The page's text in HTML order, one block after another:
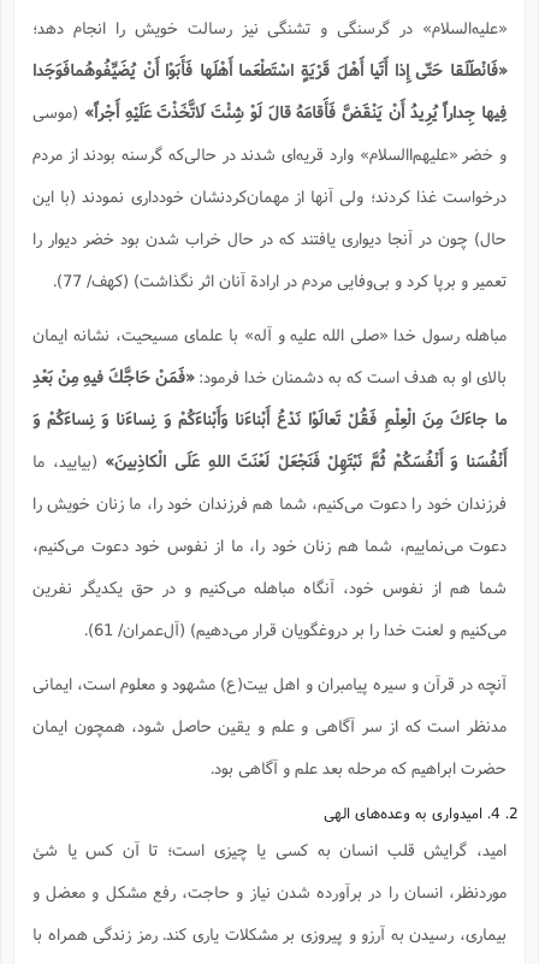
«علیه‌السلام» در گرسنگی و تشنگی نیز رسالت خویش را انجام دهد؛
«فَانْطَلَقا حَتّى إِذا أَتَيا أَهْلَ قَرْيَةٍ اسْتَطْعَما أَهْلَها فَأَبَوْا أَنْ يُضَيِّفُوهُمافَوَجَدا
فِيها جِداراً يُرِيدُ أَنْ يَنْقَضَّ فَأَقامَهُ قالَ لَوْ شِئْتَ لَاتَّخَذْتَ عَلَيْهِ أَجْراً»(موسی
و خضر «علیهم‌االسلام» وارد قریه‌ای شدند در حالی‌كه گرسنه بودند از مردم
درخواست غذا كردند؛ ولی آنها از مهمان‌كردنشان خودداری نمودند (با این‌
حال) چون در آنجا دیواری یافتند كه در حال خراب شدن بود خضر دیوار را
تعمیر و برپا كرد و بی‌وفایی مردم در ارادة آنان اثر نگذاشت) (کهف/ 77).
مباهله رسول خدا «صلی الله علیه و آله» با علمای مسیحیت، نشانه ایمان
بالای او به هدف است كه به دشمنان خدا فرمود: «فَمَنْ حَاجَّكَ فيهِ مِنْ بَعْدِ
ما جاءَكَ مِنَ الْعِلْمِ فَقُلْ تَعالَوْا نَدْعُ أَبْناءَنا وَأَبْناءَكُمْ وَ نِساءَنا وَ نِساءَكُمْ وَ
أَنْفُسَنا وَ أَنْفُسَكُمْ ثُمَّ نَبْتَهِلْ فَنَجْعَلْ لَعْنَتَ اللهِ عَلَى الْكاذِبينَ»(بیایید، ما
فرزندان خود را دعوت می‌كنیم، شما هم فرزندان خود را، ما زنان خویش را
دعوت می‌نماییم، شما هم زنان خود را، ما از نفوس خود دعوت می‌كنیم،
شما هم از نفوس خود، آنگاه مباهله می‌كنیم و در حق یكدیگر نفرین
می‌كنیم و لعنت خدا را بر دروغگویان قرار می‌دهیم) (آل‌عمران/ 61).
آنچه در قرآن و سیره پیامبران و اهل بیت(ع) مشهود و معلوم است، ایمانی
مدنظر است که از سر آگاهی و علم و یقین حاصل شود، همچون ایمان
حضرت ابراهیم که مرحله بعد علم و آگاهی بود.
2. 4. امیدواری به وعده‌های الهی
امید، گرایش قلب انسان به کسی یا چیزی است؛ تا آن کس یا شئ
مورد‌نظر، انسان را در برآورده شدن نیاز و حاجت، رفع مشکل و معضل و
بیماری، رسیدن به آرزو و پیروزی بر مشکلات یاری کند. رمز زندگی همراه با